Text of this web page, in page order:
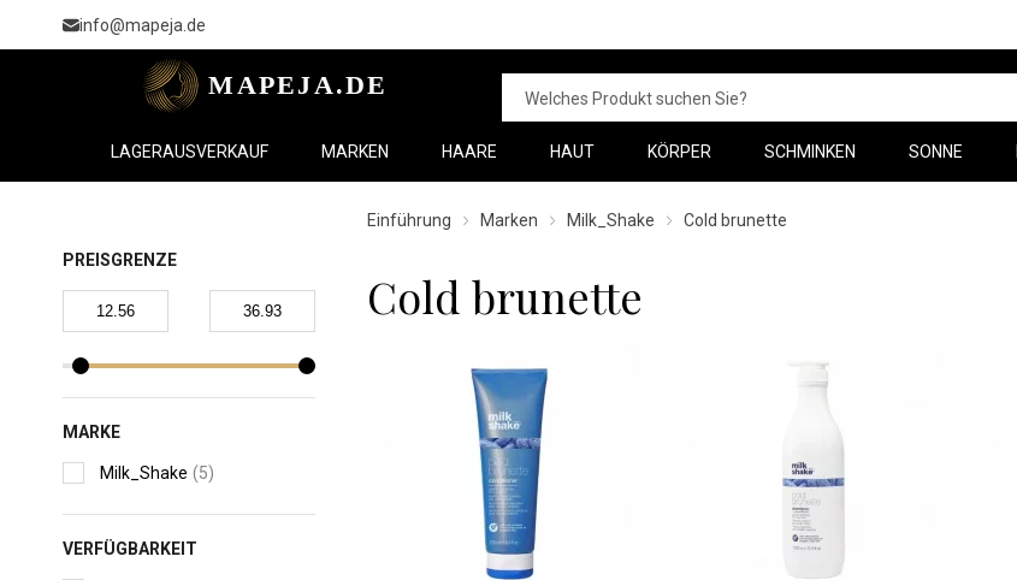
info@mapeja.de
LAGERAUSVERKAUF MARKEN HAARE HAUT KÖRPER SCHMINKEN SONNE
PREISGRENZE
MARKE
Milk_Shake (5)
VERFÜGBARKEIT
Einführung Marken Milk_Shake Cold brunette
Cold brunette